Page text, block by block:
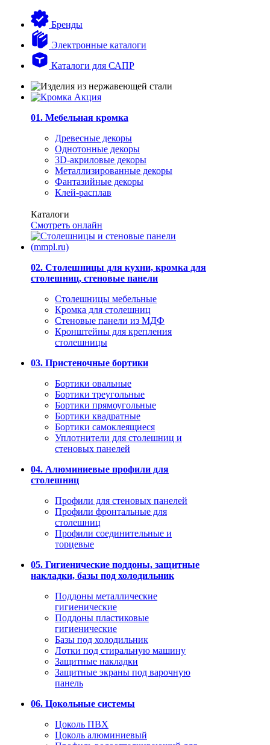
Бренды
Электронные каталоги
Каталоги для САПР
01. Мебельная кромка
Древесные декоры
Однотонные декоры
3D-акриловые декоры
Металлизированные декоры
Фантазийные декоры
Клей-расплав
Каталоги
Смотреть онлайн
02. Столешницы для кухни, кромка для
столешниц, стеновые панели
Столешницы мебельные
Кромка для столешниц
Стеновые панели из МДФ
Кронштейны для крепления
столешницы
03. Пристеночные бортики
Бортики овальные
Бортики треугольные
Бортики прямоугольные
Бортики квадратные
Бортики самоклеящиеся
Уплотнители для столешниц и
стеновых панелей
04. Алюминиевые профили для
столешниц
Профили для стеновых панелей
Профили фронтальные для
столешниц
Профили соединительные и
торцевые
05. Гигиенические поддоны, защитные
накладки, базы под холодильник
Поддоны металлические
гигиенические
Поддоны пластиковые
гигиенические
Базы под холодильник
Лотки под стиральную машину
Защитные накладки
Защитные экраны под варочную
панель
06. Цокольные системы
Цоколь ПВХ
Цоколь алюминиевый